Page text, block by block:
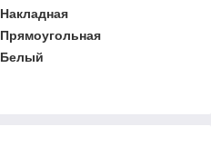
Накладная
Прямоугольная
Белый